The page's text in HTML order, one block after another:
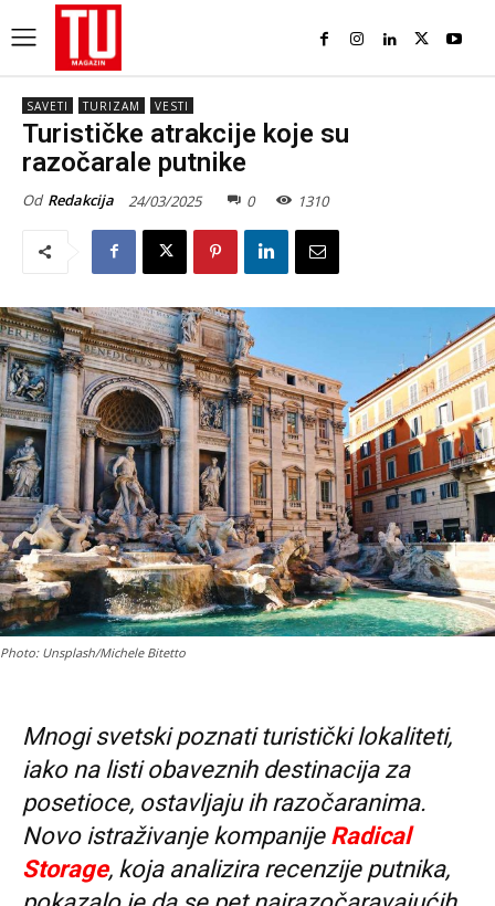
SAVETI TURIZAM VESTI
Turističke atrakcije koje su
razočarale putnike
Od Redakcija 24/03/2025 0 1310
Photo: Unsplash/Michele Bitetto
Mnogi svetski poznati turistički lokaliteti,
iako na listi obaveznih destinacija za
posetioce, ostavljaju ih razočaranima.
Novo istraživanje kompanije Radical
Storage, koja analizira recenzije putnika,